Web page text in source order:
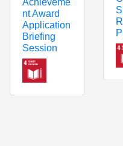
nt Award
Application
Briefing
Session